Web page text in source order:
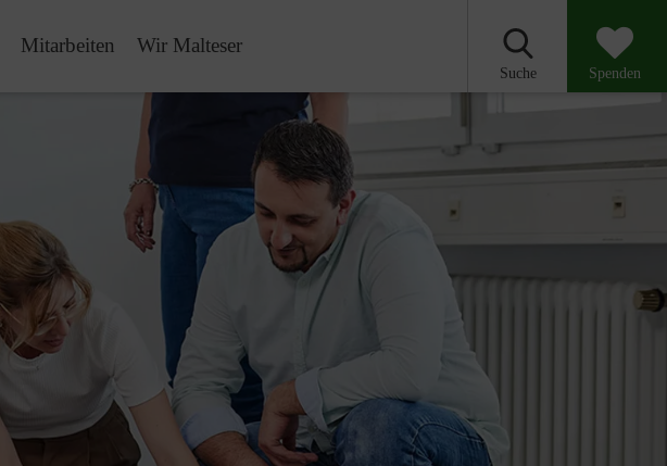
Mitarbeiten Wir Malteser
Suche Spenden